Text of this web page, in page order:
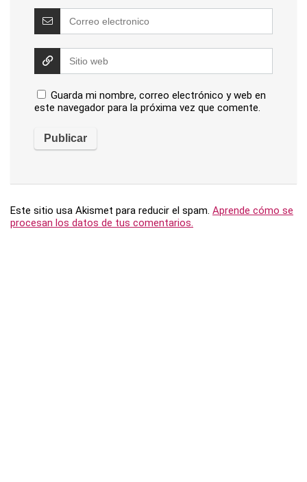
Guarda mi nombre, correo electrónico y web en
este navegador para la próxima vez que comente.
Este sitio usa Akismet para reducir el spam. Aprende cómo se
procesan los datos de tus comentarios.